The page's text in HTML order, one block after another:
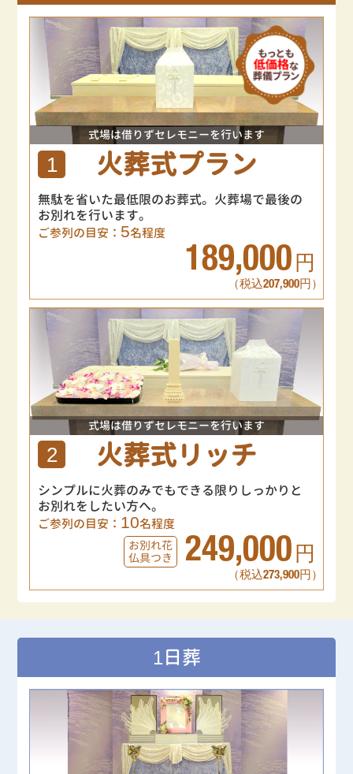
式場は借りずセレモニーを行います
1 火葬式プラン
無駄を省いた最低限のお葬式。火葬場で最後の
お別れを行います。
ご参列の目安： 5名程度
189,000 円
（税込207,900円）
式場は借りずセレモニーを行います
2 火葬式リッチ
シンプルに火葬のみでもできる限りしっかりと
お別れをしたい方へ。
ご参列の目安： 10名程度
お別れ花
仏具つき
249,000 円
（税込273,900円）
1日葬